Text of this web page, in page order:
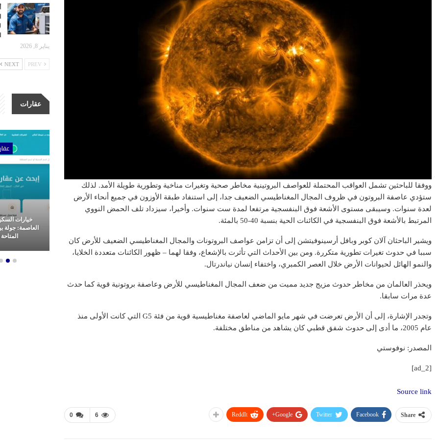
ووفقا للباحثين تشمل العواقب المحتملة للعواصف البروتينية مخاطر صحية وتغيرات مناخية وتطورية طويلة الأمد. لذلك
ستؤدي عاصفة البروتون في ظروف المجال المغناطيسي الضعيف جدا، إلى استنفاد طبقة الأوزون في جميع أنحاء الأرض
لعدة سنوات. وسيبقى مستوى الأشعة فوق البنفسجية مرتفعا لمدة ست سنوات. وأخيرا، سيزداد تلف الحمض النووي
المرتبط بالأشعة فوق البنفسجية في الكائنات الحية بنسبة 40-50 بالمئة.
ويشير الباحثان آلان كوبر وبافل أرسينوفيتشن إلى أن تزامن عواصف البروتونات والمجال المغناطيسي الضعيف للأرض كان
سببا في حدوث تغيرات تطورية متكررة. ومن بين الأحداث التي تأثرت بالإشعاع، وفقا لهما – ظهور الكائنات متعددة الخلايا،
والنمو الهائل لحيوانات الأرض خلال العصر الكمبري، واختفاء إنسان نياندرتال.
ويحذر العالمان من مخاطر حدوث مزيج جديد مميت من ضعف المجال المغناطيسي للأرض وعاصفة بروتونية قوية كما حدث
عدة مرات سابقا.
وتجدر الإشارة، إلى أن الأرض تعرضت في شهر مايو الماضي لعاصفة مغناطيسية قوية من فئة G5 التي كانت الأولى منذ
عام 2005، ما أدى إلى حدوث شفق قطبي كان يشاهد من مناطق مختلفة.
المصدر: نوفوستي
[ad_2]
Source link
0 6 Share
Facebook
Twitter
Google+
ReddIt
يناير 8, 2026
NEXT
عقارات
رقمية في عالم العقارات
عقارات
مشاريع شركة الأولى للتطوير
القاهرة
المتاحة للإيجار
كلين
نقدم خدمات
المملكة